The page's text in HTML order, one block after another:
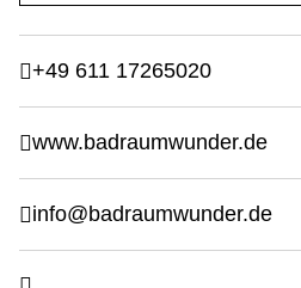
+49 611 17265020
www.badraumwunder.de
info@badraumwunder.de